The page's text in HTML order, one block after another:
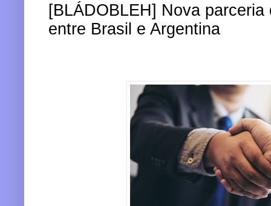
[BLÁDOBLEH] Nova
entre Brasil e Argentina